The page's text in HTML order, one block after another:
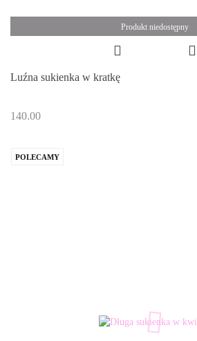
Produkt niedostępny
Luźna sukienka w kratkę
140.00
POLECAMY